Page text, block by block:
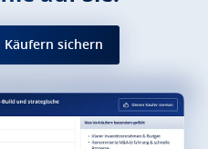
Käufern sichern